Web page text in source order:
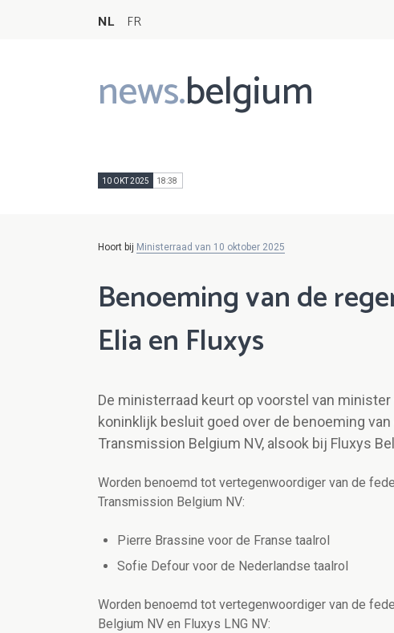
NL FR
news.belgium
Main
navigation
10 OKT 2025 18:38
Hoort bij Ministerraad van 10 oktober 2025
Benoeming van de
Elia en Fluxys
De ministerraad keurt op voorstel van
koninklijk besluit goed over de benoeming
Transmission Belgium NV, alsook bij Fluxys
Worden benoemd tot vertegenwoordiger van de
Transmission Belgium NV:
Pierre Brassine voor de Franse taalrol
Sofie Defour voor de Nederlandse taalrol
Worden benoemd tot vertegenwoordiger van de
Belgium NV en Fluxys LNG NV: